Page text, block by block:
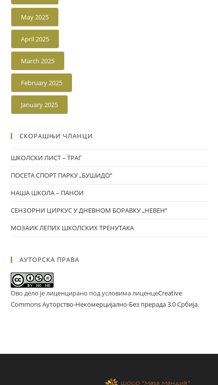
May 2025
April 2025
March 2025
February 2025
January 2025
СКОРАШЊИ ЧЛАНЦИ
ШКОЛСКИ ЛИСТ – ТРАГ
ПОСЕТА СПОРТ ПАРКУ „БУШИДО“
НАША ШКОЛА – ПАНОИ
СЕНЗОРНИ ЦИРКУС У ДНЕВНОМ БОРАВКУ „НЕВЕН”
МОЗАИК ЛЕПИХ ШКОЛСКИХ ТРЕНУТАКА
АУТОРСКА ПРАВА
Ово дело је лиценцирано под условима лиценцеCreative
Commons Ауторство-Некомерцијално-Без прерада 3.0 Србија.